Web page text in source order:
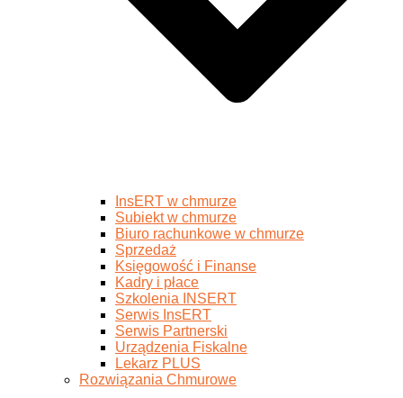
InsERT w chmurze
Subiekt w chmurze
Biuro rachunkowe w chmurze
Sprzedaż
Księgowość i Finanse
Kadry i płace
Szkolenia INSERT
Serwis InsERT
Serwis Partnerski
Urządzenia Fiskalne
Lekarz PLUS
Rozwiązania Chmurowe